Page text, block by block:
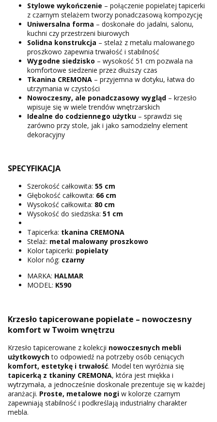
Stylowe wykończenie – połączenie popielatej tapicerki
z czarnym stelażem tworzy ponadczasową kompozycję
Uniwersalna forma – doskonałe do jadalni, salonu,
kuchni czy przestrzeni biurowych
Solidna konstrukcja – stelaż z metalu malowanego
proszkowo zapewnia trwałość i stabilność
Wygodne siedzisko – wysokość 51 cm pozwala na
komfortowe siedzenie przez dłuższy czas
Tkanina CREMONA – przyjemna w dotyku, łatwa do
utrzymania w czystości
Nowoczesny, ale ponadczasowy wygląd – krzesło
wpisuje się w wiele trendów wnętrzarskich
Idealne do codziennego użytku – sprawdzi się
zarówno przy stole, jak i jako samodzielny element
dekoracyjny
SPECYFIKACJA
Szerokość całkowita: 55 cm
Głębokość całkowita: 66 cm
Wysokość całkowita: 80 cm
Wysokość do siedziska: 51 cm
Tapicerka: tkanina CREMONA
Stelaż: metal malowany proszkowo
Kolor tapicerki: popielaty
Kolor nóg: czarny
MARKA: HALMAR
MODEL: K590
Krzesło tapicerowane popielate – nowoczesny
komfort w Twoim wnętrzu
Krzesło tapicerowane z kolekcji nowoczesnych mebli
użytkowychto odpowiedź na potrzeby osób ceniących
komfort, estetykę i trwałość. Model ten wyróżnia się
tapicerką z tkaniny CREMONA, która jest miękka i
wytrzymała, a jednocześnie doskonale prezentuje się w każdej
aranżacji. Proste, metalowe nogi w kolorze czarnym
zapewniają stabilność i podkreślają industrialny charakter
mebla.